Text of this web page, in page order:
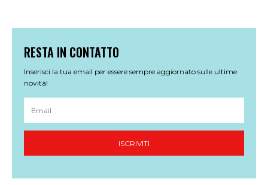
RESTA IN CONTATTO
Inserisci la tua email per essere sempre aggiornato sulle ultime
novità!
ISCRIVITI